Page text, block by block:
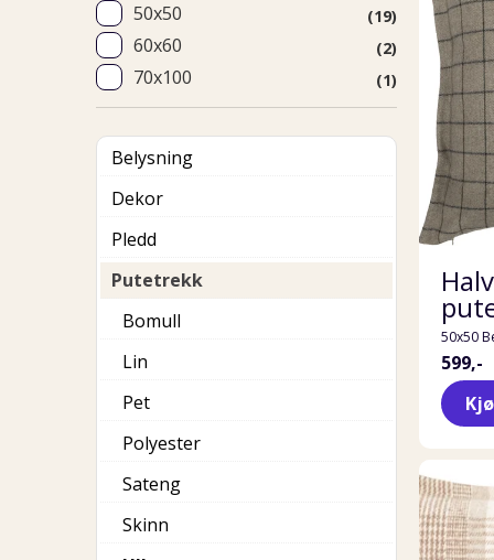
50x50 (19)
60x60 (2)
70x100 (1)
Belysning
Dekor
Pledd
Putetrekk
Bomull
Lin
Pet
Polyester
Sateng
Skinn
50x50
599,-